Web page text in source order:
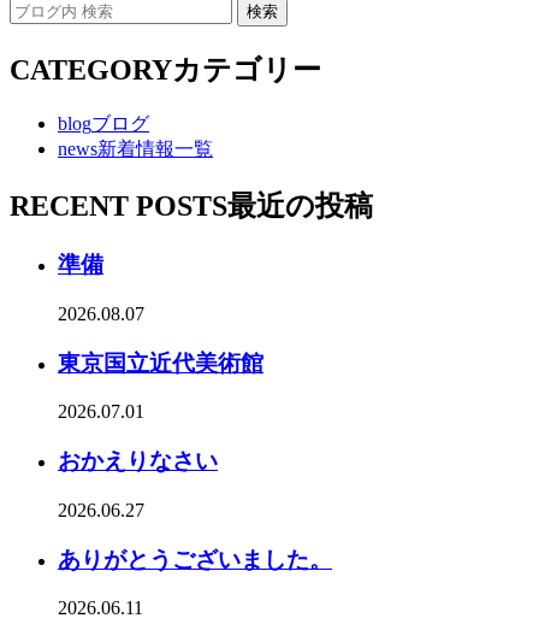
CATEGORYカテゴリー
blogブログ
news新着情報一覧
RECENT POSTS最近の投稿
準備
2026.08.07
東京国立近代美術館
2026.07.01
おかえりなさい
2026.06.27
ありがとうございました。
2026.06.11